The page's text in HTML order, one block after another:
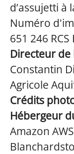
d’assujetti à
Numéro
651 246
Directeur
Constantin
Agricole
Crédits
Hébergeur
Amazon AWS